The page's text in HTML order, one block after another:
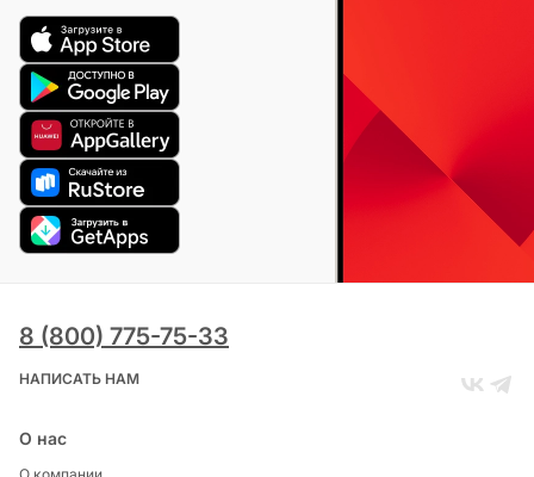
8 (800) 775-75-33
НАПИСАТЬ НАМ
О нас